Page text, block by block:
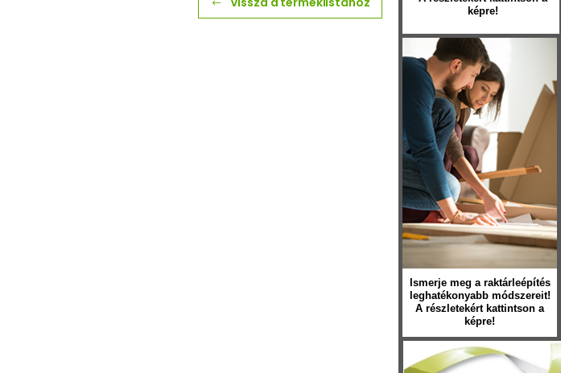
képre!
Ismerje meg a raktárleépítés
leghatékonyabb módszereit!
A részletekért kattintson a
képre!